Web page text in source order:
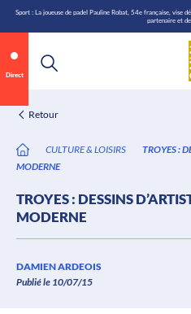
Aller
au
contenu
Sport : La joueuse de padel Pauline Robat, 54e française, vise
partenaire et
Direct
Retour
CULTURE & LOISIRS
TROYES :
MODERNE
TROYES : DESSINS
MODERNE
DAMIEN ARDEOIS
Publié le 10/07/15
0:06 / 0:12